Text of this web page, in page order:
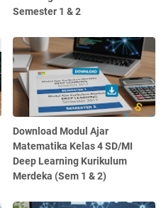
Semester 1 & 2
Download Modul Ajar
Matematika Kelas 4 SD/MI
Deep Learning Kurikulum
Merdeka (Sem 1 & 2)